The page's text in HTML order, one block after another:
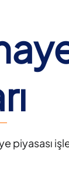
piyasası